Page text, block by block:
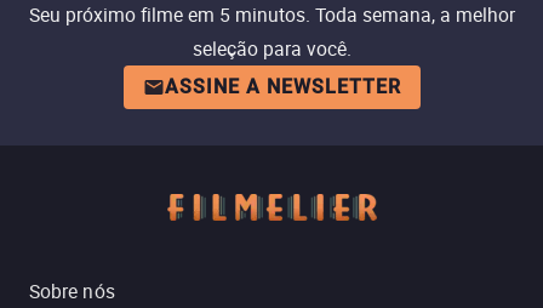
Seu próximo filme em 5 minutos. Toda semana, a melhor
seleção para você.
ASSINE A NEWSLETTER
Sobre nós